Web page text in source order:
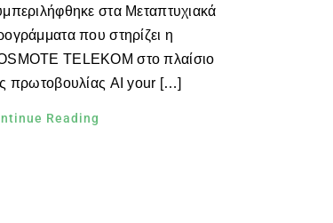
στα Μεταπτυχιακά
που στηρίζει η
TELEKOM στο πλαίσιο
πρωτοβουλίας AI your […]
Reading